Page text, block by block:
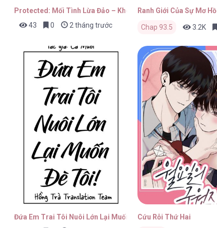
Protected: Mối Tình Lừa Đảo – Không Che
43
0 2 tháng trước
Ranh Giới Của Sự Mơ Hồ
Chap 93.5 3.2K
Đứa Em Trai Tôi Nuôi Lớn Lại Muốn Đè Tôi!Cứu Rỗi Thứ Hai